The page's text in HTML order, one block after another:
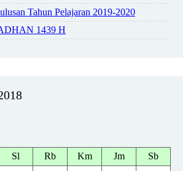
Tahun Pelajaran 2019-2020
1439 H
Sl Rb Km Jm Sb